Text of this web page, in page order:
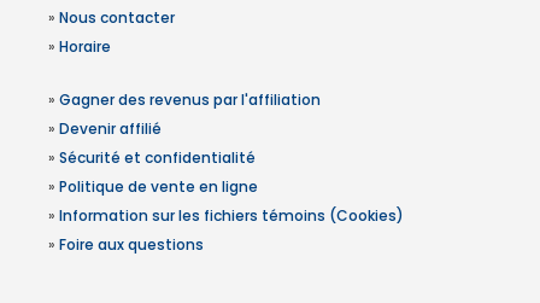
» Nous contacter
» Horaire
» Gagner des revenus par l'affiliation
» Devenir affilié
» Sécurité et confidentialité
» Politique de vente en ligne
» Information sur les fichiers témoins (Cookies)
» Foire aux questions